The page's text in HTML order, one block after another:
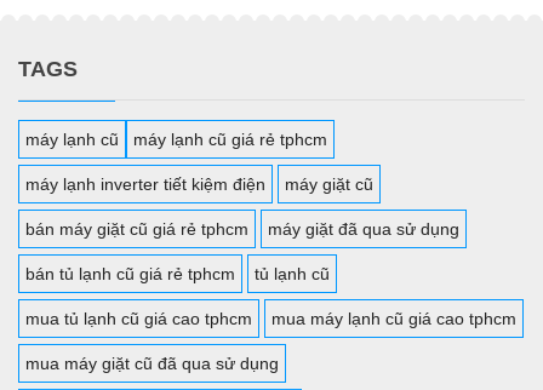
TAGS
máy lạnh cũ máy lạnh cũ giá rẻ tphcm
máy lạnh inverter tiết kiệm điện máy giặt cũ
bán máy giặt cũ giá rẻ tphcm máy giặt đã qua sử dụng
bán tủ lạnh cũ giá rẻ tphcm tủ lạnh cũ
mua tủ lạnh cũ giá cao tphcm mua máy lạnh cũ giá cao tphcm
mua máy giặt cũ đã qua sử dụng